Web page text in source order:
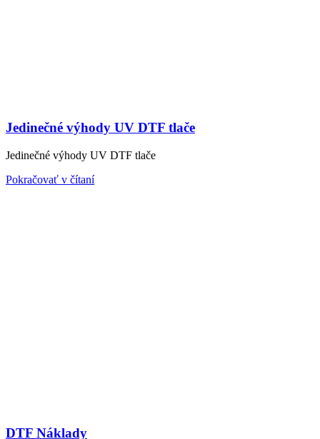
Jedinečné výhody UV DTF tlače
Jedinečné výhody UV DTF tlače
Pokračovať v čítaní
DTF Náklady